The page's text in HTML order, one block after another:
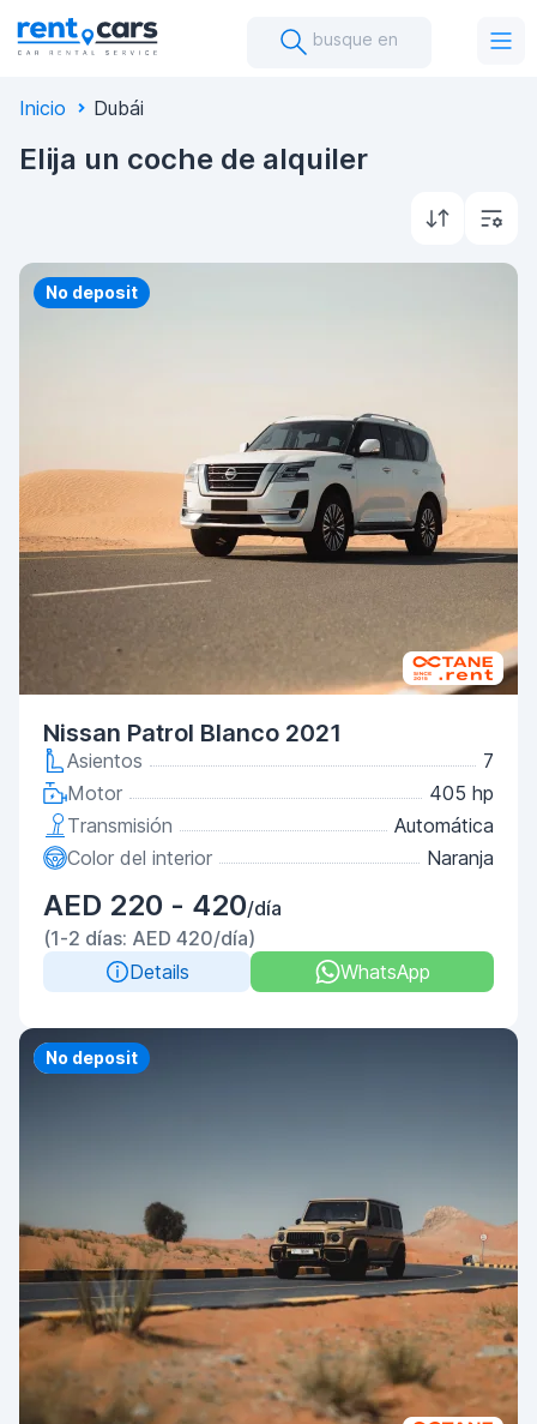
busque en
Inicio Dubái
Elija un coche de alquiler
Priority
No deposit
Nissan Patrol Blanco 2021
Asientos
7
Motor
405 hp
Transmisión
Automática
Color del interior
Naranja
AED 220 - 420/día
(1-2 días: AED 420/día)
Details
WhatsApp
Priority
No deposit